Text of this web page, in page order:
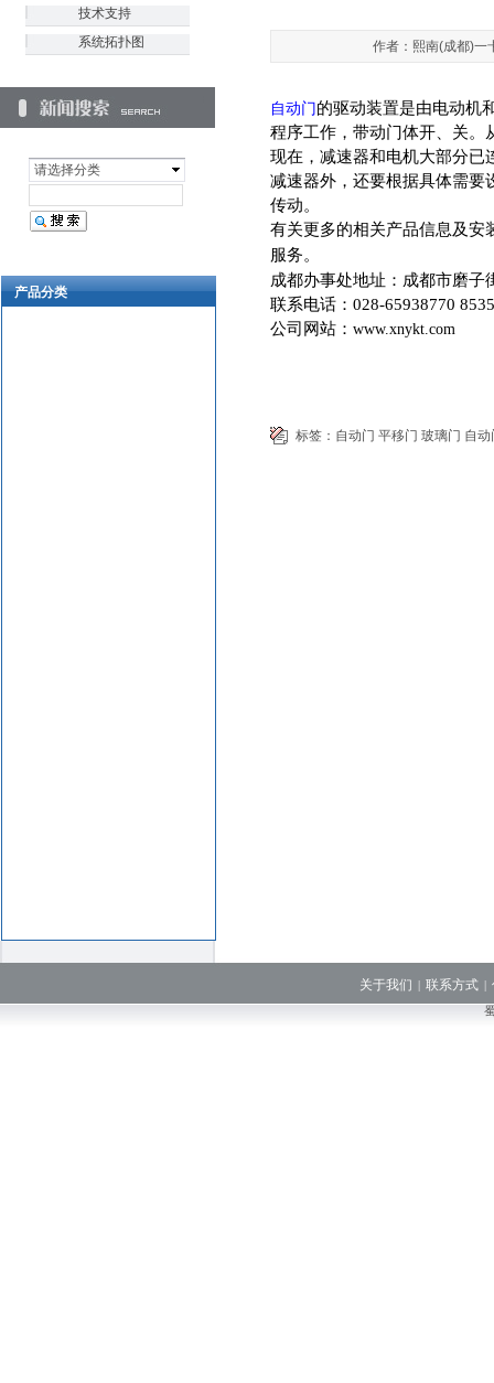
请选择分类
技术支持
系统拓扑图
作者：熙南(成都)
自动门的驱动装置是由电动机
程序工作，带动门体开、关。
现在，减速器和电机大部分已
减速器外，还要根据具体需要
传动。
有关更多的相关产品信息及安
服务。
成都办事处地址：成都市磨子
联系电话： 028-65938770
公司网站： www.xnykt.com
标签： 自动门 平移门 玻璃门 自动
产品分类
关于我们 | 联系方式 |